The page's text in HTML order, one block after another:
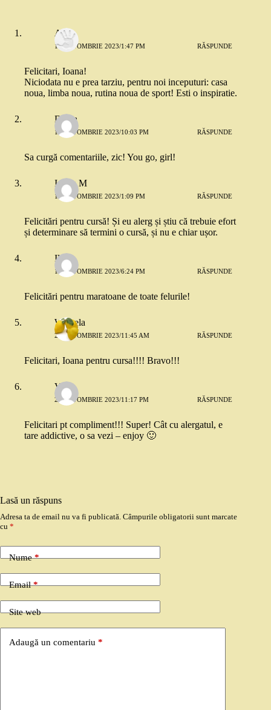
Ana
16 OCTOMBRIE 2023/1:47 PM RĂSPUNDE
Felicitari, Ioana!
Niciodata nu e prea tarziu, pentru noi inceputuri: casa
noua, limba noua, rutina noua de sport! Esti o inspiratie.
Diana
16 OCTOMBRIE 2023/10:03 PM RĂSPUNDE
Sa curgă comentariile, zic! You go, girl!
Iulian M
18 OCTOMBRIE 2023/1:09 PM RĂSPUNDE
Felicitări pentru cursă! Și eu alerg și știu că trebuie efort
și determinare să termini o cursă, și nu e chiar ușor.
Ilinca
18 OCTOMBRIE 2023/6:24 PM RĂSPUNDE
Felicitări pentru maratoane de toate felurile!
Weigela
23 OCTOMBRIE 2023/11:45 AM RĂSPUNDE
Felicitari, Ioana pentru cursa!!!! Bravo!!!
Vero
26 OCTOMBRIE 2023/11:17 PM RĂSPUNDE
Felicitari pt compliment!!! Super! Cât cu alergatul, e
tare addictive, o sa vezi – enjoy 🙂
Lasă un răspuns
Adresa ta de email nu va fi publicată. Câmpurile obligatorii sunt marcate
cu *
Nume*
Email*
Site web
Adaugă un comentariu *